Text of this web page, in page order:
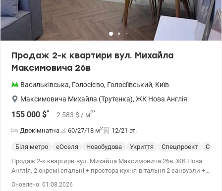
Продаж 2-к квартири вул. Михайла
Максимовича 26в
Васильківська, Голосієво, Голосіївський, Київ
Максимовича Михайла (Трутенка), ЖК Нова Англія
155 000 $* 2 583 $ / м2*
Двокімнатна 60/27/18 м2 12/21 эт.
Біля метро єОселя Новобудова Укриття Спецпроект
С
Продаж 2-к квартири вул. Михайла Максимовича 26в. ЖК Нова
Англія. 2 окремі спальні + простора кухня-вітальня 2 санвузли +
Оновлено: 01.08.2026